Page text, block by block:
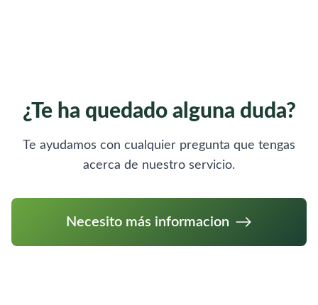
¿Te ha quedado alguna duda?
Te ayudamos con cualquier pregunta que tengas
acerca de nuestro servicio.
Necesito más informacion